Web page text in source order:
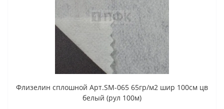
Флизелин сплошной Арт.SM-065 65гр/м2 шир 100см цв
белый (рул 100м)